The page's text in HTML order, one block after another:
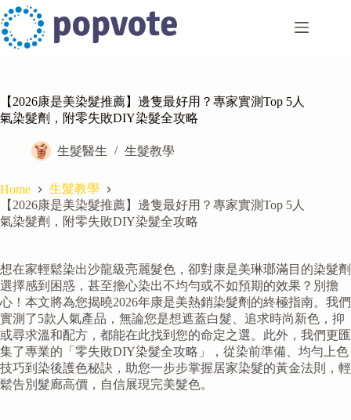
Skip
to
content
【2026康是美染髮推薦】邊隻最好用？專家實測Top 5人
氣染髮劑，附零失敗DIY染髮全攻略
生髮醫生 生髮教學
Home
生髮教學
【2026康是美染髮推薦】邊隻最好用？專家實測Top 5人
氣染髮劑，附零失敗DIY染髮全攻略
想在家輕鬆染出沙龍級亮麗髮色，卻對康是美琳瑯滿目的染髮劑
選擇感到困惑，甚至擔心染出不均勻或不如預期的效果？別擔
心！本文將為您揭曉2026年康是美熱銷染髮劑的終極指南。我們
實測了5款人氣產品，無論您是想遮蓋白髮、追求時尚新色，抑
或尋求溫和配方，都能在此找到您的命定之選。此外，我們更匯
集了專業的「零失敗DIY染髮全攻略」，從染前準備、均勻上色
技巧到染後護色秘訣，助您一步步掌握居家染髮的黃金法則，輕
鬆告別髮廊高價，自信展現完美髮色。